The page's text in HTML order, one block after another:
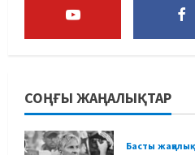
СОҢҒЫ ЖАҢАЛЫҚТАР
1
Басты
09/08/2026
Басты жаңалық